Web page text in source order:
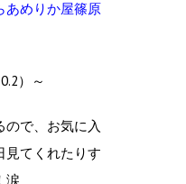
あめりか屋篠原
）～
ので、お気に入
見てくれたりす
涙